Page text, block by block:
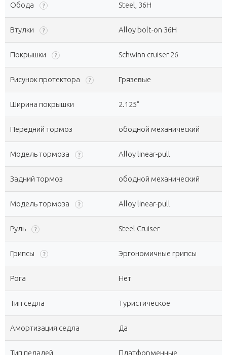
Обода ? Steel, 36H
Втулки ? Alloy bolt-on 36H
Покрышки ? Schwinn cruiser 26
Рисунок протектора ? Грязевые
Ширина покрышки 2.125"
Передний тормоз ободной механический
Модель тормоза ? Alloy linear-pull
Задний тормоз ободной механический
Модель тормоза ? Alloy linear-pull
Руль ? Steel Cruiser
Грипсы ? Эргономичные грипсы
Рога Нет
Тип седла Туристическое
Амортизация седла Да
Тип педалей Платформенные